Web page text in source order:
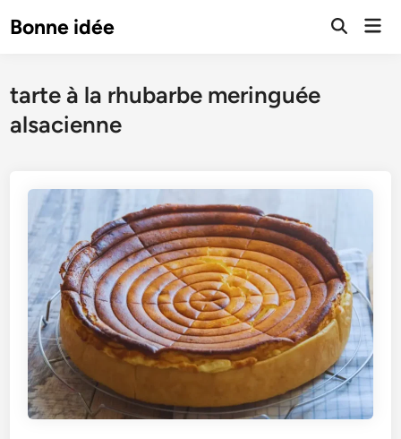
toBonne idée
Open
tarte à la rhubarbe meringuée
alsacienne